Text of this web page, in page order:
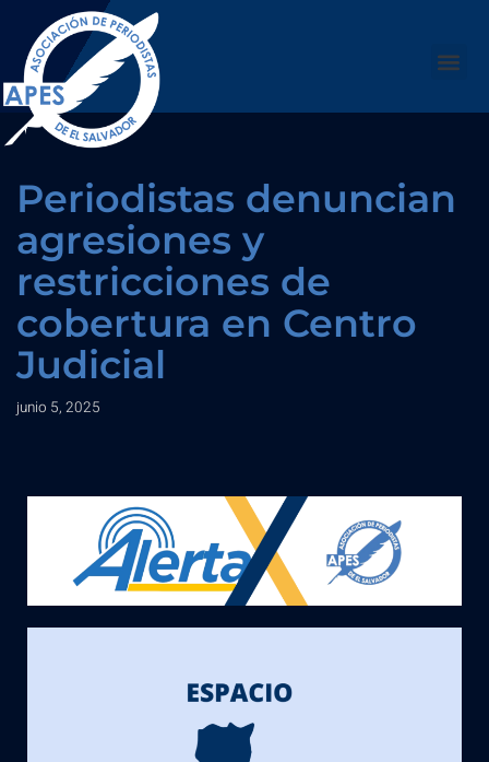
Saltar
al
contenido
Periodistas denuncian
agresiones y
restricciones de
cobertura en Centro
Judicial
junio 5, 2025